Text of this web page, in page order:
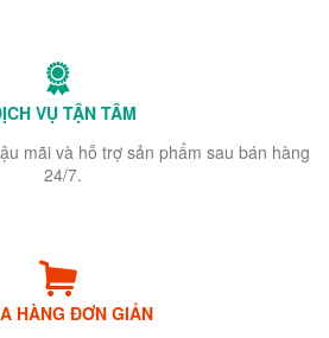
VỤ TẬN TÂM
mãi và hỗ trợ sản phẩm sau bán hàng
24/7.
HÀNG ĐƠN GIẢN